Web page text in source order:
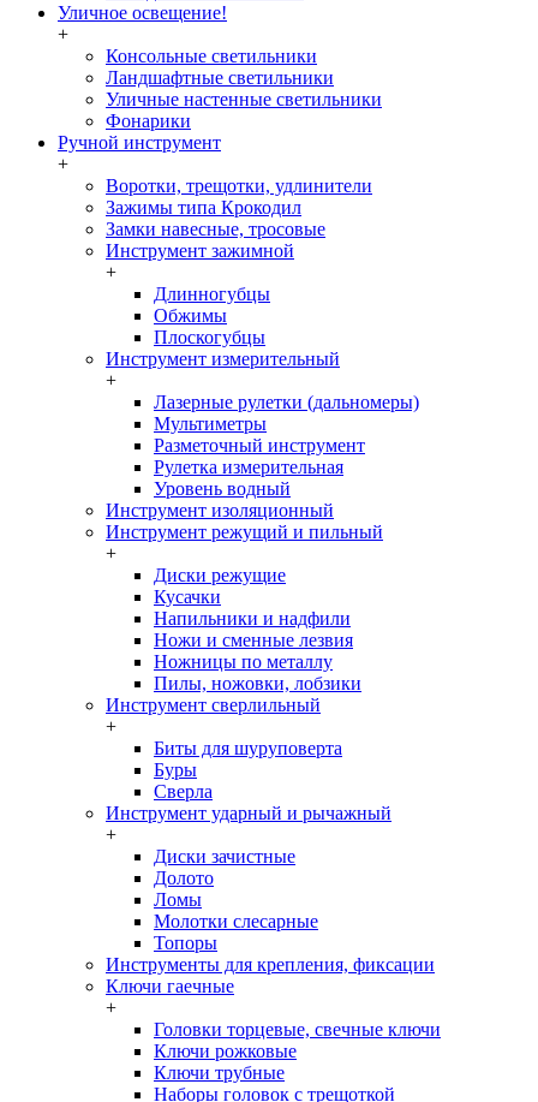
Уличное освещение!
+
Консольные светильники
Ландшафтные светильники
Уличные настенные светильники
Фонарики
Ручной инструмент
+
Воротки, трещотки, удлинители
Зажимы типа Крокодил
Замки навесные, тросовые
Инструмент зажимной
+
Длинногубцы
Обжимы
Плоскогубцы
Инструмент измерительный
+
Лазерные рулетки (дальномеры)
Мультиметры
Разметочный инструмент
Рулетка измерительная
Уровень водный
Инструмент изоляционный
Инструмент режущий и пильный
+
Диски режущие
Кусачки
Напильники и надфили
Ножи и сменные лезвия
Ножницы по металлу
Пилы, ножовки, лобзики
Инструмент сверлильный
+
Биты для шуруповерта
Буры
Сверла
Инструмент ударный и рычажный
+
Диски зачистные
Долото
Ломы
Молотки слесарные
Топоры
Инструменты для крепления, фиксации
Ключи гаечные
+
Головки торцевые, свечные ключи
Ключи рожковые
Ключи трубные
Наборы головок c трещоткой